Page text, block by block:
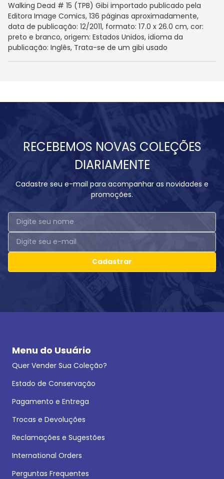
Walking Dead # 15 (TPB) Gibi importado publicado pela
Editora Image Comics, 136 páginas aproximadamente,
data de publicação: 12/2011, formato: 17.0 x 26.0 cm, cor:
preto e branco, origem: Estados Unidos, idioma da
publicação: Inglês, Trata-se de um gibi usado
RECEBEMOS NOVAS COLEÇÕES
DIARIAMENTE
Cadastre seu e-mail para acompanhar as novidades e
promoções.
Cadastrar
Menu do Usuário
Quer Vender Sua Coleção?
Estado de Conservação
Pagamento e Entrega
Trocas e Devoluções
Reclamações e Sugestões
International Orders
Perguntas Frequentes